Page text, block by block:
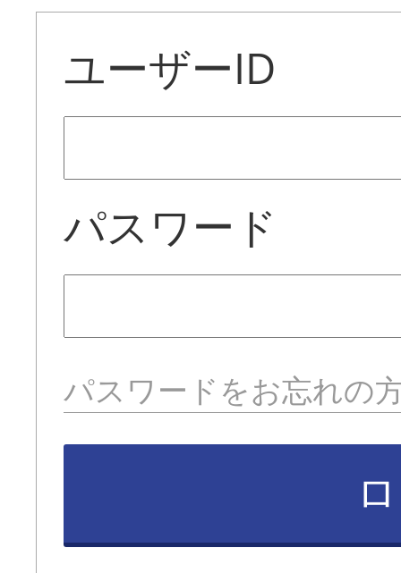
ユーザーID
パスワード
パスワードをお忘れの